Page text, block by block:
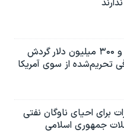
۶ میلیارد و ۳۰۰ میلیون دلار گردش
تحریم‌شده از سوی آمریکا
برای احیای ناوگان نفتی
جمهوری اسلامی